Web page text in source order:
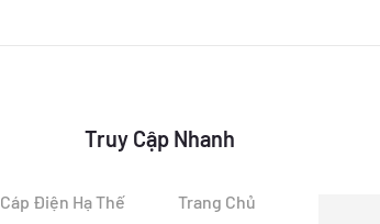
Truy Cập Nhanh
Cáp Điện Hạ Thế Trang Chủ